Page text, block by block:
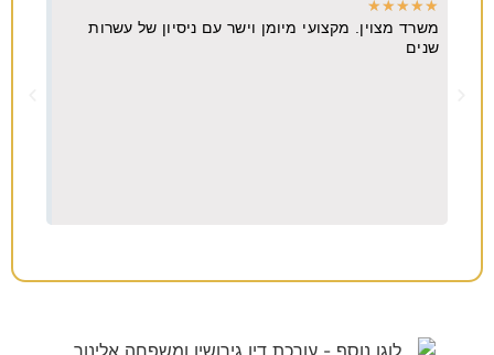
★
★
★
★
★
משרד מצוין. מקצועי מיומן וישר עם ניסיון של עשרות
שנים